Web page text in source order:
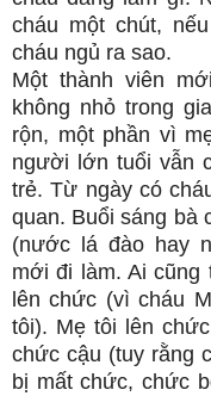
cháu một chút,
cháu ngủ ra sao.
Một thành viên
không nhỏ trong
rộn, một phần vì
người lớn tuổi vẫn
trẻ. Từ ngày có
quan. Buổi sáng bà
(nước lá đào hay
mới đi làm. Ai
lên chức (vì cháu
tôi). Mẹ tôi lên
chức cậu (tuy rằng
bị mất chức, chức